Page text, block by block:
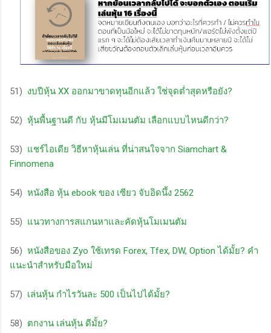
51) งบปีหุ้น XX ออกมาขาดทุนอีกแล้ว ใช่จุดต่ำสุดหรือยัง?
52) หุ้นพื้นฐานดี กับ หุ้นมีโมเมนตัม เลือกแบบไหนดีกว่า?
53) แชร์ไอเดีย วิธีหาหุ้นเล่น ที่น่าสนใจจาก Siamchart &
Finnomena
54) หนังสือ หุ้น ebook ของ เซียว จับอิดนึ้ง 2562
55) แนวทางการสแกนหาและคัดหุ้นโมเมนตัม
56) หนังสือของ Zyo ใช้เทรด Forex, Tfex, DW, Option ได้มั้ย? คำ
แนะนำสำหรับมือใหม่
57) เล่นหุ้น กำไรวันละ 500 เป็นไปได้มั้ย?
58) ตกงาน เล่นหุ้น ดีมั้ย?